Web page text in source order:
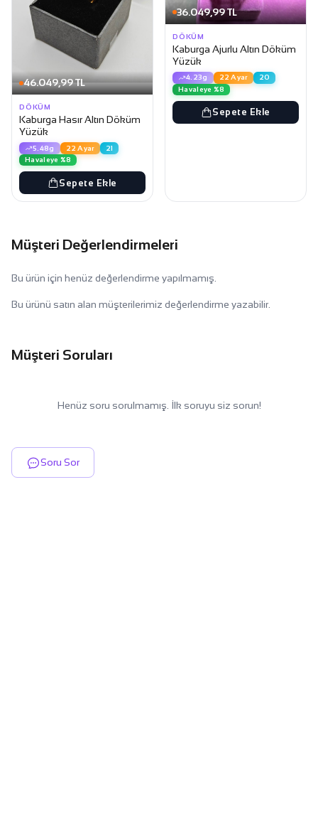
46.049,99 TL
DÖKÜM
Kaburga Hasır Altın Döküm
Yüzük
5.48g 22 Ayar
21
Havaleye %8
Sepete Ekle
36.049,99 TL
DÖKÜM
Kaburga Ajurlu Altın Döküm
Yüzük
4.23g 22 Ayar
20
Havaleye %8
Sepete Ekle
Müşteri Değerlendirmeleri
Bu ürün için henüz değerlendirme yapılmamış.
Bu ürünü satın alan müşterilerimiz değerlendirme yazabilir.
Müşteri Soruları
Henüz soru sorulmamış. İlk soruyu siz sorun!
Soru Sor